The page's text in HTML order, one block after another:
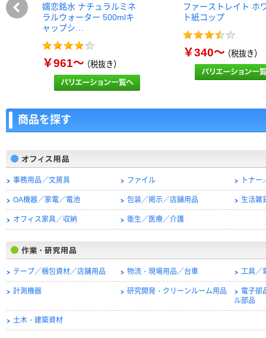
嬬恋銘水 ナチュラルミネ
ラルウォーター 500mlキ
ャップシ…
￥961～（税抜き）
ファーストレイト ホ
ト紙コップ
￥340～（税抜き）
商品を探す
事務用品／文房具 ファイル トナ
OA機器／家電／電池 包装／掲示／店舗用品 生活雑
オフィス家具／収納 衛生／医療／介護
テープ／梱包資材／店舗用品 物流・現場用品／台車 工具／
計測機器 研究開発・クリーンルーム用品
電子部
ル部品
土木・建築資材